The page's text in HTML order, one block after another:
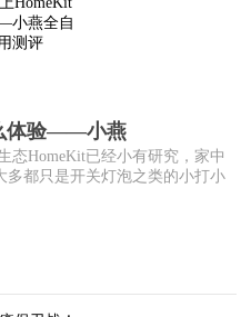
体验——小燕
态HomeKit已经小有研究，家中
多都只是开关灯泡之类的小打小